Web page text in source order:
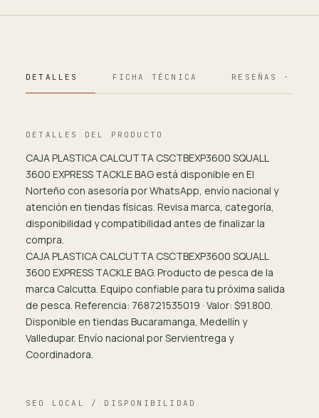
DETALLES FICHA TÉCNICA RESEÑAS · 124
DETALLES DEL PRODUCTO
CAJA PLASTICA CALCUTTA CSCTBEXP3600 SQUALL
3600 EXPRESS TACKLE BAG está disponible en El
Norteño con asesoría por WhatsApp, envío nacional y
atención en tiendas físicas. Revisa marca, categoría,
disponibilidad y compatibilidad antes de finalizar la
compra.
CAJA PLASTICA CALCUTTA CSCTBEXP3600 SQUALL
3600 EXPRESS TACKLE BAG. Producto de pesca de la
marca Calcutta. Equipo confiable para tu próxima salida
de pesca. Referencia: 768721535019 · Valor: $91.800.
Disponible en tiendas Bucaramanga, Medellín y
Valledupar. Envío nacional por Servientrega y
Coordinadora.
SEO LOCAL / DISPONIBILIDAD